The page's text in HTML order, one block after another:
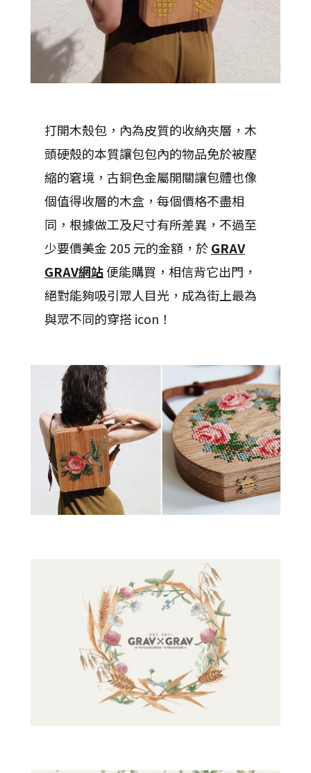
打開木殼包，內為皮質的收納夾層，木
頭硬殼的本質讓包包內的物品免於被壓
縮的窘境，古銅色金屬開關讓包體也像
個值得收層的木盒，每個價格不盡相
同，根據做工及尺寸有所差異，不過至
少要價美金 205 元的金額，於GRAV
GRAV網站便能購買，相信背它出門，
絕對能夠吸引眾人目光，成為街上最為
與眾不同的穿搭 icon！